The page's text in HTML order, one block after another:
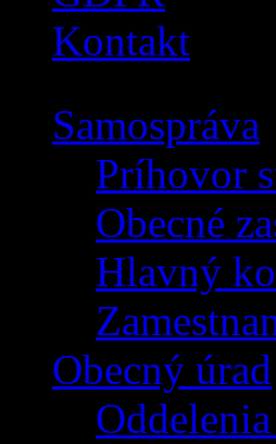
Kontakt
Samospráva
Príhovor
Obecné
Hlavný
Obecný úrad